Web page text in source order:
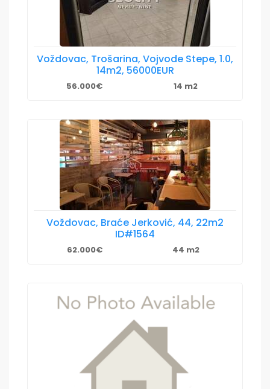
Voždovac, Trošarina, Vojvode Stepe, 1.0,
14m2, 56000EUR
56.000€ 14 m2
Voždovac, Braće Jerković, 44, 22m2
ID#1564
62.000€ 44 m2